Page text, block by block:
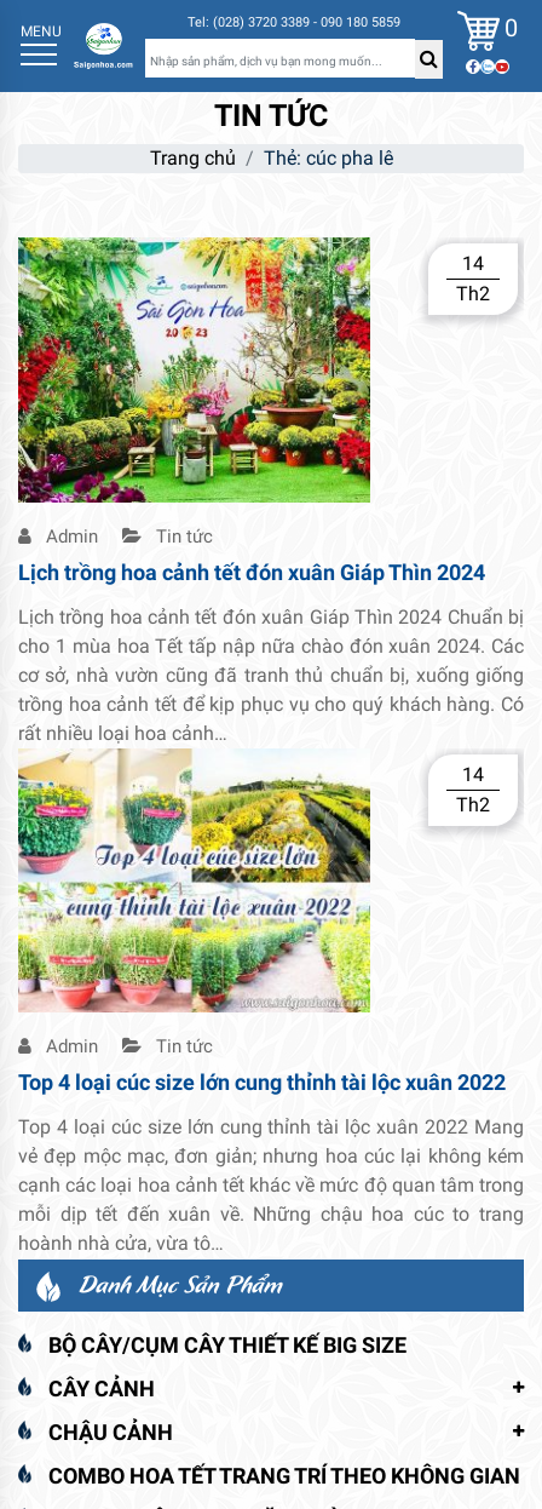
MENU Tel: (028) 3720 3389 - 090 180 5859 0
TIN TỨC
Trang chủ Thẻ: cúc pha lê
14
Th2
Admin Tin tức
Lịch trồng hoa cảnh tết đón xuân Giáp Thìn 2024
Lịch trồng hoa cảnh tết đón xuân Giáp Thìn 2024 Chuẩn bị
cho 1 mùa hoa Tết tấp nập nữa chào đón xuân 2024. Các
cơ sở, nhà vườn cũng đã tranh thủ chuẩn bị, xuống giống
trồng hoa cảnh tết để kịp phục vụ cho quý khách hàng. Có
rất nhiều loại hoa cảnh…
14
Th2
Admin Tin tức
Top 4 loại cúc size lớn cung thỉnh tài lộc xuân 2022
Top 4 loại cúc size lớn cung thỉnh tài lộc xuân 2022 Mang
vẻ đẹp mộc mạc, đơn giản; nhưng hoa cúc lại không kém
cạnh các loại hoa cảnh tết khác về mức độ quan tâm trong
mỗi dịp tết đến xuân về. Những chậu hoa cúc to trang
hoành nhà cửa, vừa tô…
Danh Mục Sản Phẩm
BỘ CÂY/CỤM CÂY THIẾT KẾ BIG SIZE
CÂY CẢNH
CHẬU CẢNH
COMBO HOA TẾT TRANG TRÍ THEO KHÔNG GIAN